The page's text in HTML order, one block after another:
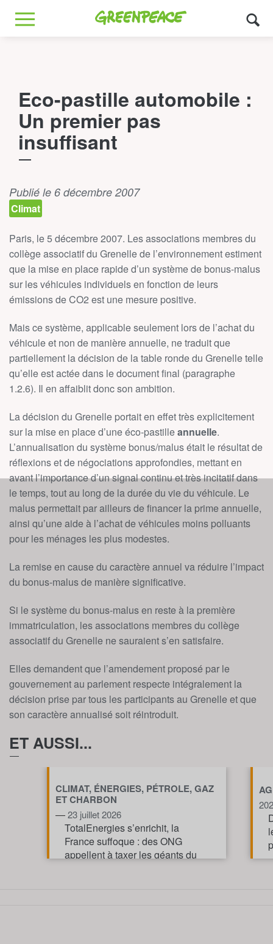
Greenpeace
MENU
Eco-pastille automobile :
Un premier pas
insuffisant
Publié le 6 décembre 2007
Climat
Paris, le 5 décembre 2007. Les associations membres du
collège associatif du Grenelle de l’environnement estiment
que la mise en place rapide d’un système de bonus-malus
sur les véhicules individuels en fonction de leurs
émissions de CO2 est une mesure positive.
Mais ce système, applicable seulement lors de l’achat du
véhicule et non de manière annuelle, ne traduit que
partiellement la décision de la table ronde du Grenelle telle
qu’elle est actée dans le document final (paragraphe
1.2.6). Il en affaiblit donc son ambition.
La décision du Grenelle portait en effet très explicitement
sur la mise en place d’une éco-pastilleannuelle.
L’annualisation du système bonus/malus était le résultat de
réflexions et de négociations approfondies, mettant en
avant l’importance d’un signal continu et très incitatif dans
le temps, tout au long de la durée du vie du véhicule. Le
malus permettait par ailleurs de financer la prime annuelle,
ainsi qu’une aide à l’achat de véhicules moins polluants
pour les ménages les plus modestes.
La remise en cause du caractère annuel va réduire l’impact
du bonus-malus de manière significative.
Si le système du bonus-malus en reste à la première
immatriculation, les associations membres du collège
associatif du Grenelle ne sauraient s’en satisfaire.
Elles demandent que l’amendement proposé par le
gouvernement au parlement respecte intégralement la
décision prise par tous les participants au Grenelle et que
son caractère annualisé soit réintroduit.
ET AUSSI...
CLIMAT, ÉNERGIES, PÉTROLE, GAZ
ET CHARBON
—23 juillet 2026
TotalEnergies s’enrichit, la
France suffoque : des ONG
appellent à taxer les géants du